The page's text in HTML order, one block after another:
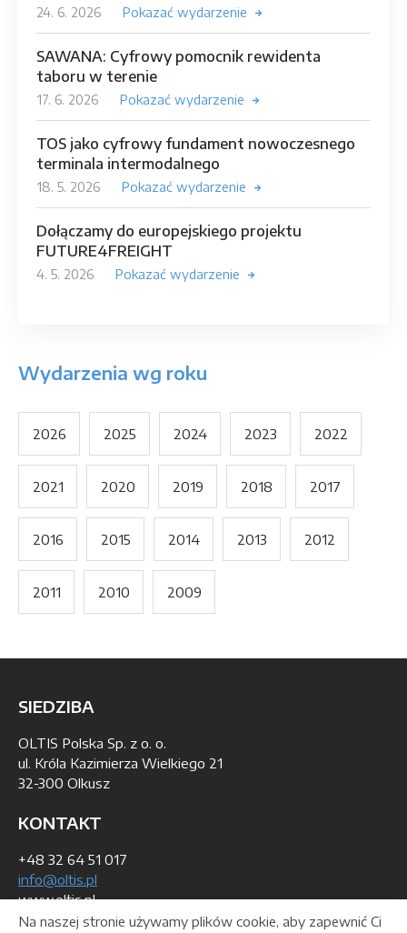
24. 6. 2026 Pokazać wydarzenie
SAWANA: Cyfrowy pomocnik rewidenta
taboru w terenie
17. 6. 2026 Pokazać wydarzenie
TOS jako cyfrowy fundament nowoczesnego
terminala intermodalnego
18. 5. 2026 Pokazać wydarzenie
Dołączamy do europejskiego projektu
FUTURE4FREIGHT
4. 5. 2026 Pokazać wydarzenie
Wydarzenia wg roku
2026 2025 2024 2023 2022
2021 2020 2019 2018 2017
2016 2015 2014 2013 2012
2011 2010 2009
SIEDZIBA
OLTIS Polska Sp. z o. o.
ul. Króla Kazimierza Wielkiego 21
32-300 Olkusz
KONTAKT
+48 32 64 51 017
info@oltis.pl
www.oltis.pl
Na naszej stronie używamy plików cookie, aby zapewnić Ci